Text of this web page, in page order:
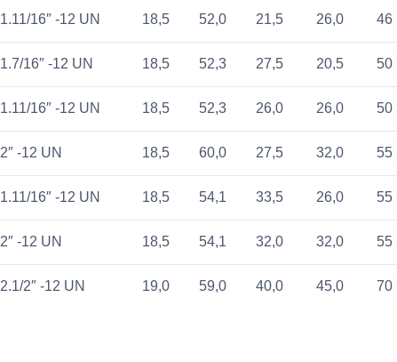
1.11/16″ -12 UN 18,5 52,0 21,5 26,0 46
1.7/16″ -12 UN 18,5 52,3 27,5 20,5 50
1.11/16″ -12 UN 18,5 52,3 26,0 26,0 50
2″ -12 UN 18,5 60,0 27,5 32,0 55
1.11/16″ -12 UN 18,5 54,1 33,5 26,0 55
2″ -12 UN 18,5 54,1 32,0 32,0 55
2.1/2″ -12 UN 19,0 59,0 40,0 45,0 70